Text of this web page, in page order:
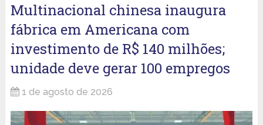
Multinacional chinesa inaugura
fábrica em Americana com
investimento de R$ 140 milhões;
unidade deve gerar 100 empregos
1 de agosto de 2026